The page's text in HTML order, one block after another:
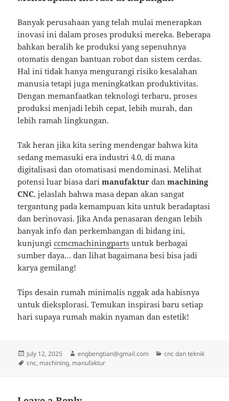
Banyak perusahaan yang telah mulai menerapkan
inovasi ini dalam proses produksi mereka. Beberapa
bahkan beralih ke produksi yang sepenuhnya
otomatis dengan bantuan robot dan sistem cerdas.
Hal ini tidak hanya mengurangi risiko kesalahan
manusia tetapi juga meningkatkan produktivitas.
Dengan memanfaatkan teknologi terbaru, proses
produksi menjadi lebih cepat, lebih murah, dan
lebih ramah lingkungan.
Tak heran jika kita sering mendengar bahwa kita
sedang memasuki era industri 4.0, di mana
digitalisasi dan otomatisasi mendominasi. Melihat
potensi luar biasa darimanufaktur danmachining
CNC, jelaslah bahwa masa depan akan sangat
tergantung pada kemampuan kita untuk beradaptasi
dan berinovasi. Jika Anda penasaran dengan lebih
banyak info dan perkembangan di bidang ini,
kunjungiccmcmachiningparts untuk berbagai
sumber daya… dan lihat bagaimana besi bisa jadi
karya gemilang!
Tips desain rumah minimalis nggak ada habisnya
untuk dieksplorasi. Temukan inspirasi baru setiap
hari supaya rumah makin nyaman dan estetik!
Posted
on
July 12, 2025 Author
engbengtian@gmail.com Categories
cnc dan teknik
Tags
cnc, machining, manufaktur